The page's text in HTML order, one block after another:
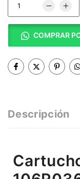
COMPRAR
Descripción